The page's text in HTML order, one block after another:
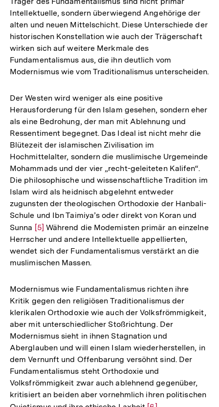
Intellektuelle, sondern überwiegend Angehörige der
alten und neuen Mittelschicht. Diese Unterschiede der
historischen Konstellation wie auch der Trägerschaft
wirken sich auf weitere Merkmale des
Fundamentalismus aus, die ihn deutlich vom
Modernismus wie vom Traditionalismus unterscheiden.
Der Westen wird weniger als eine positive
Herausforderung für den Islam gesehen, sondern eher
als eine Bedrohung, der man mit Ablehnung und
Ressentiment begegnet. Das Ideal ist nicht mehr die
Blütezeit der islamischen Zivilisation im
Hochmittelalter, sondern die muslimische Urgemeinde
Mohammads und der vier „recht-geleiteten Kalifen“.
Die philosophische und wissenschaftliche Tradition im
Islam wird als heidnisch abgelehnt entweder
zugunsten der theologischen Orthodoxie der Hanbali-
Schule und Ibn Taimiya’s oder direkt von Koran und
Sunna Zur
Auflösung
der
Fußnote
[5] Während die Modemisten primär an einzelne
Herrscher und andere Intellektuelle appellierten,
wendet sich der Fundamentalismus verstärkt an die
muslimischen Massen.
Modernismus wie Fundamentalismus richten ihre
Kritik gegen den religiösen Traditionalismus der
klerikalen Orthodoxie wie auch der Volksfrömmigkeit,
aber mit unterschiedlicher Stoßrichtung. Der
Modernismus sieht in ihnen Stagnation und
Aberglauben und will einen Islam wiederherstellen, in
dem Vernunft und Offenbarung versöhnt sind. Der
Fundamentalismus steht Orthodoxie und
Volksfrömmigkeit zwar auch ablehnend gegenüber,
kritisiert an beiden aber vornehmlich ihren politischen